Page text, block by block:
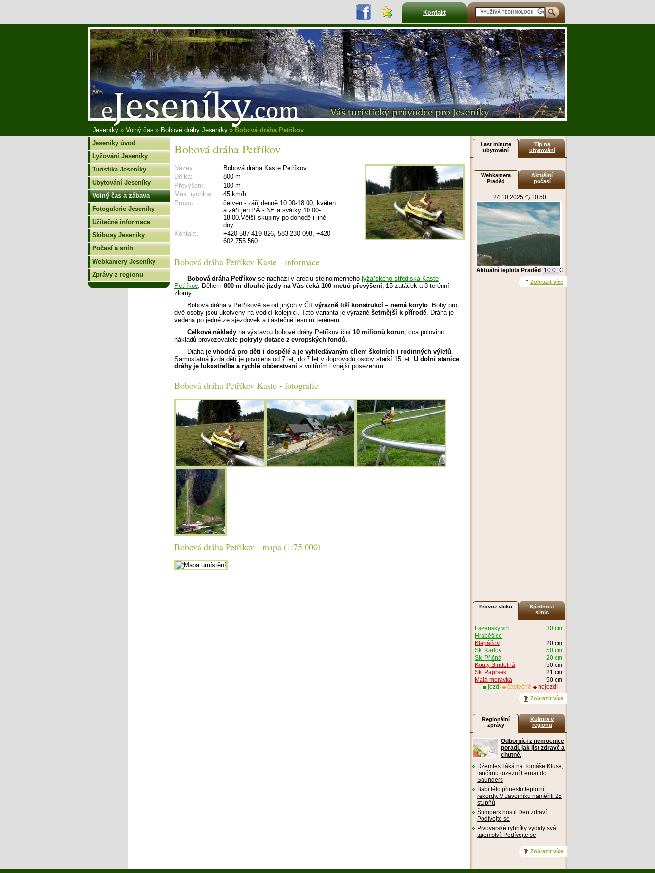
Kontakt
Jeseníky» Volný čas » Bobové dráhy Jeseníky» Bobová dráha Petříkov
Bobová dráha Petříkov
Název:
Bobová dráha Kaste Petříkov
Délka:
800 m
Převýšení:
100 m
Max. rychlost:
45 km/h
Provoz:
červen - září denně 10:00-18:00, květen
a září jen PÁ - NE a svátky 10:00-
18:00.Větší skupiny po dohodě i jiné
dny
Kontakt:
+420 587 419 826, 583 230 098, +420
602 755 560
Bobová dráha Petříkov Kaste - informace
Bobová dráha Petříkov se nachází v areálu stejnojmenného lyžařského střediska Kaste
Petříkov. Během 800 m dlouhé jízdy na Vás čeká 100 metrů převýšení, 15 zatáček a 3 terénní
zlomy.
Bobová dráha v Petříkově se od jiných v ČR výrazně liší konstrukcí – nemá koryto. Boby pro
dvě osoby jsou ukotveny na vodicí kolejnici. Tato varianta je výrazně šetrnější k přírodě. Dráha je
vedena po jedné ze sjezdovek a částečně lesním terénem.
Celkové náklady na výstavbu bobové dráhy Petříkov činí 10 milionů korun, cca polovinu
nákladů provozovatele pokryly dotace z evropských fondů.
Dráha je vhodná pro děti i dospělé a je vyhledávaným cílem školních i rodinných výletů.
Samostatná jízda dětí je povolena od 7 let, do 7 let v doprovodu osoby starší 15 let. U dolní stanice
dráhy je lukostřelba a rychlé občerstvení s vnitřním i vnější posezením.
Bobová dráha Petříkov Kaste - fotografie
Bobová dráha Petříkov - mapa (1:75 000)
Last minute
ubytování
Tip na
ubytování
Webkamera
Praděd
Aktuální
počasí
24.10.2025 10:50
Aktuální teplota Praděd : 10.0 °C
Zobrazit více
Provoz vleků
Sjízdnost
silnic
Lázeňský vrh
30 cm
Hraběšice
-
Klepáčov
20 cm
Ski Karlov
50 cm
Ski Příčná
20 cm
Kouty Šindelná
50 cm
Ski Paprsek
21 cm
Malá morávka
50 cm
jezdí
částečně nejezdí
Zobrazit více
Regionální
zprávy
Kultura v
regionu
Odborníci z nemocnice
poradí, jak jíst zdravě a
chutně.
Džemfest láká na Tomáše Kluse,
tančírnu rozezní Fernando
Saunders
Babí léto přineslo teplotní
rekordy. V Javorníku naměřili 25
stupňů
Šumperk hostil Den zdraví.
Podívejte se
Pivovarské rybníky vydaly svá
tajemství. Podívejte se
Zobrazit více
Jeseníky úvod
Lyžování Jeseníky
Turistika Jeseníky
Ubytování Jeseníky
Volný čas a zábava
Fotogalerie Jeseníky
Užitečné informace
Skibusy Jeseníky
Počasí a sníh
Webkamery Jeseníky
Zprávy z regionu